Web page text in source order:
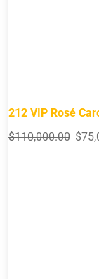
212 VIP Rosé
$110,000.00 $